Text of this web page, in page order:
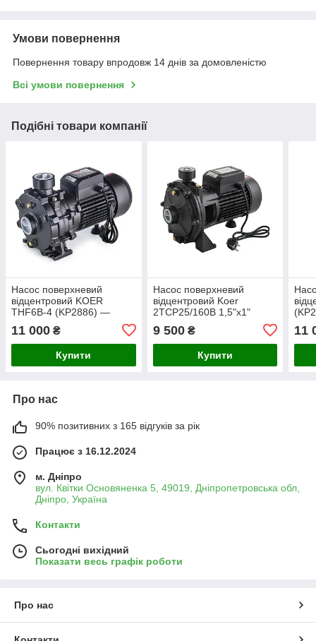
Умови повернення
Повернення товару впродовж 14 днів за домовленістю
Всі умови повернення
Подібні товари компанії
Насос поверхневий
відцентровий KOER
THF6B-4 (KP2886) —
перекачування води
11 000 ₴
Купити
Насос поверхневий
відцентровий Koer
2TCP25/160B 1,5"x1"
насос для перекачування
прісної води
9 500₴
Купити
11
Про нас
90% позитивних з 165 відгуків за рік
Працює з 16.12.2024
м. Дніпро
вул. Квітки Основяненка 5, 49019, Дніпропетровська обл,
Дніпро, Україна
Контакти
Сьогодні вихідний
Показати весь графік роботи
Про нас